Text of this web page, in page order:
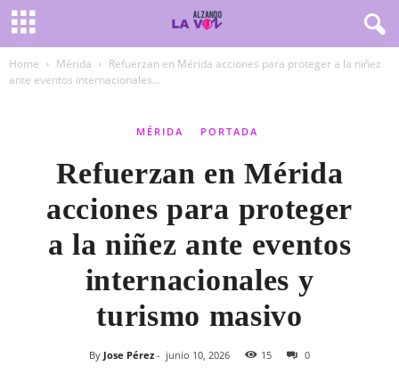
Home Mérida
Refuerzan en Mérida acciones para proteger a la niñez
ante eventos internacionales...
MÉRIDA PORTADA
Refuerzan en Mérida
acciones para proteger
a la niñez ante eventos
internacionales y
turismo masivo
By Jose Pérez - junio 10, 2026 15 0